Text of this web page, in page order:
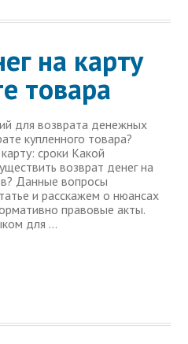
на карту
товара
для возврата денежных
купленного товара?
сроки Какой
возврат денег на
Данные вопросы
и расскажем о нюансах
правовые акты.
для …